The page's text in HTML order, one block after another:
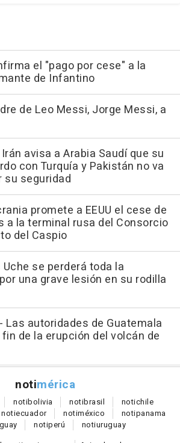
el "pago por cese" a la
de Infantino
de Leo Messi, Jorge Messi, a
avisa a Arabia Saudí que su
con Turquía y Pakistán no va
su seguridad
promete a EEUU el cese de
a la terminal rusa del Consorcio
del Caspio
se perderá toda la
una grave lesión en su rodilla
Las autoridades de Guatemala
de la erupción del volcán de
notimérica
notibolivia notibrasil notichile
notiecuador notiméxico notipanama
notiperú notiuruguay